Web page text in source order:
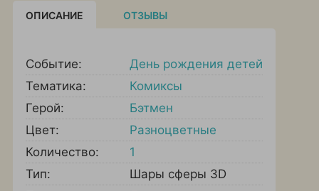
ОПИСАНИЕ ОТЗЫВЫ
Событие:
День рождения детей
Тематика:
Комиксы
Герой:
Бэтмен
Цвет:
Разноцветные
Количество:
1
Тип:
Шары сферы 3D